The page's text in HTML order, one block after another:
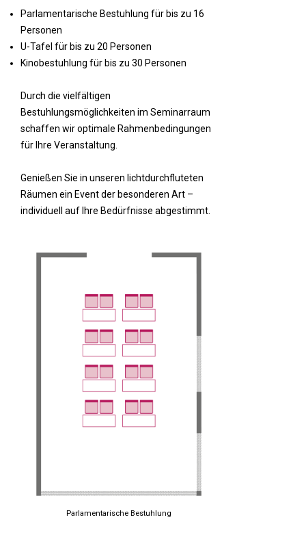
Parlamentarische Bestuhlung für bis zu 16
Personen
U-Tafel für bis zu 20 Personen
Kinobestuhlung für bis zu 30 Personen
Durch die vielfältigen
Bestuhlungsmöglichkeiten im Seminarraum
schaffen wir optimale Rahmenbedingungen
für Ihre Veranstaltung.
Genießen Sie in unseren lichtdurchfluteten
Räumen ein Event der besonderen Art –
individuell auf Ihre Bedürfnisse abgestimmt.
Parlamentarische Bestuhlung